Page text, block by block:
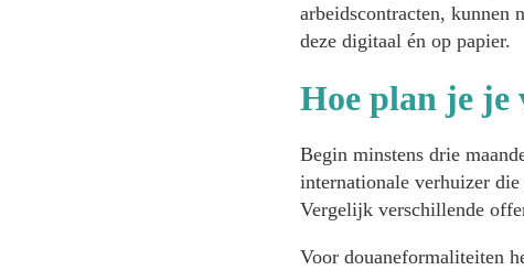
arbeidscontracten, kunnen
deze digitaal én op papier.
Hoe plan je je
Begin minstens drie
internationale verhuizer
Vergelijk verschillende
Voor douaneformaliteiten